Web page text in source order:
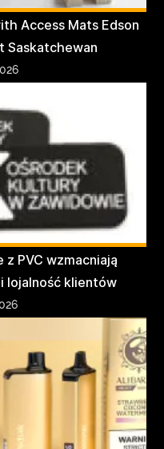
Access Mats Edson
Saskatchewan
PVC wzmacniają
lojalność klientów